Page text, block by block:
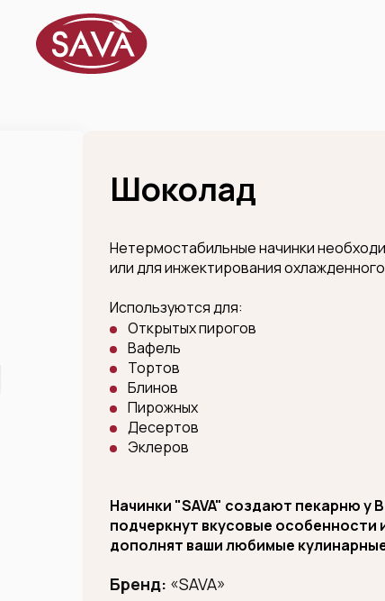
Шоколад
Нетермостабильные начинки
или для инжектирования
Используются для:
Открытых пирогов
Вафель
Тортов
Блинов
Пирожных
Десертов
Эклеров
Начинки "SAVA" создают пекарню у
подчеркнут вкусовые особенности
дополнят ваши любимые
Бренд: «SAVA»